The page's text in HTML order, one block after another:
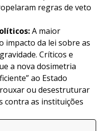
regras de veto
A maior
impacto da lei sobre as
Críticos e
a nova dosimetria
ao Estado
ou desestruturar
contra as instituições